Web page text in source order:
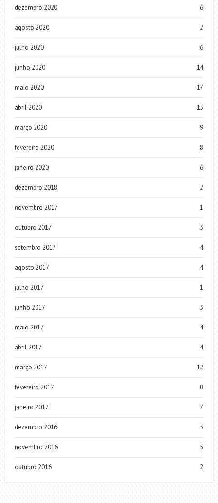
dezembro 2020 6
agosto 2020 2
julho 2020 6
junho 2020 14
maio 2020 17
abril 2020 15
março 2020 9
fevereiro 2020 8
janeiro 2020 6
dezembro 2018 2
novembro 2017 1
outubro 2017 3
setembro 2017 4
agosto 2017 4
julho 2017 1
junho 2017 3
maio 2017 4
abril 2017 4
março 2017 12
fevereiro 2017 8
janeiro 2017 7
dezembro 2016 5
novembro 2016 5
outubro 2016 2